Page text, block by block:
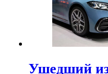
Ушедший из